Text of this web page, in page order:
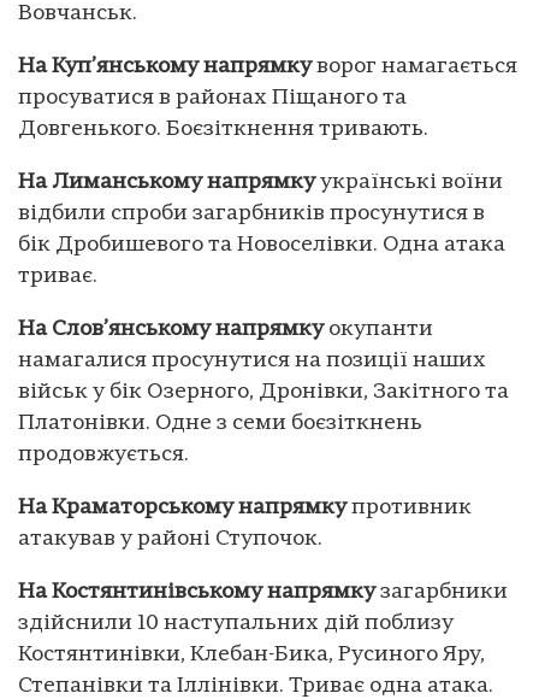
Вовчанськ.
На Куп’янському напрямкуворог намагається
просуватися в районах Піщаного та
Довгенького. Боєзіткнення тривають.
На Лиманському напрямкуукраїнські воїни
відбили спроби загарбників просунутися в
бік Дробишевого та Новоселівки. Одна атака
триває.
На Слов’янському напрямкуокупанти
намагалися просунутися на позиції наших
військ у бік Озерного, Дронівки, Закітного та
Платонівки. Одне з семи боєзіткнень
продовжується.
На Краматорському напрямкупротивник
атакував у районі Ступочок.
На Костянтинівському напрямкузагарбники
здійснили 10 наступальних дій поблизу
Костянтинівки, Клебан-Бика, Русиного Яру,
Степанівки та Іллінівки. Триває одна атака.